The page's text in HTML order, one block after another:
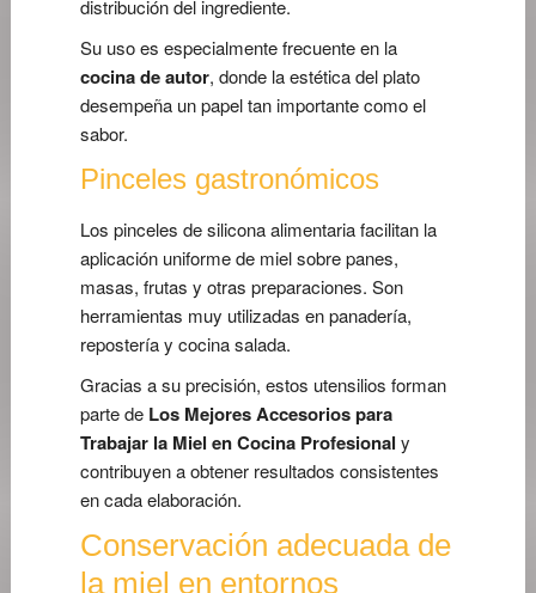
distribución del ingrediente.
Su uso es especialmente frecuente en la
cocina de autor, donde la estética del plato
desempeña un papel tan importante como el
sabor.
Pinceles gastronómicos
Los pinceles de silicona alimentaria facilitan la
aplicación uniforme de miel sobre panes,
masas, frutas y otras preparaciones. Son
herramientas muy utilizadas en panadería,
repostería y cocina salada.
Gracias a su precisión, estos utensilios forman
parte de Los Mejores Accesorios para
Trabajar la Miel en Cocina Profesional y
contribuyen a obtener resultados consistentes
en cada elaboración.
Conservación adecuada de
la miel en entornos